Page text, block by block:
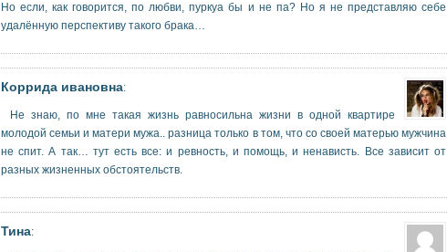
Но если, как говорится, по любви, пуркуа бы и не па? Но я не представляю себе
удалённую перспективу такого брака…
Коррида ивановна:
Не знаю, по мне такая жизнь равносильна жизни в одной квартире
молодой семьи и матери мужа.. разница только в том, что со своей матерью мужчина
не спит. А так… тут есть все: и ревность, и помощь, и ненависть. Все зависит от
разных жизненных обстоятельств.
Тина: